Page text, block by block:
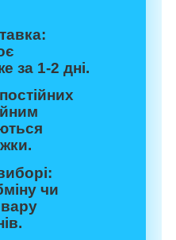
за 1-2 дні.
чи